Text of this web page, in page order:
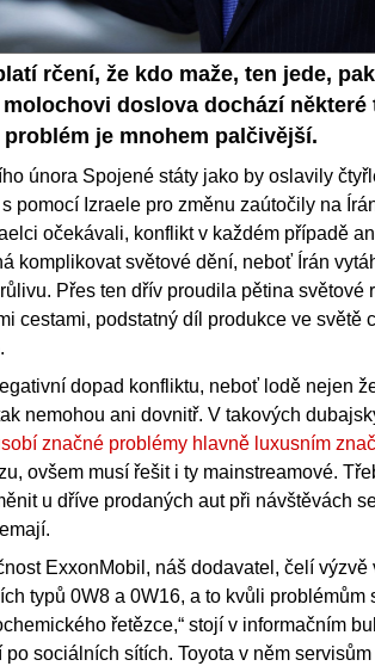
rčení, že kdo maže, ten jede,
doslova dochází některé
problém je mnohem palčivější.
února Spojené státy jako by oslavily
pomocí Izraele pro změnu zaútočily na
očekávali, konflikt v každém případě
komplikovat světové dění, neboť Írán
Přes ten dřív proudila pětina světové
cestami, podstatný díl produkce ve světě
dopad konfliktu, neboť lodě nejen
nemohou ani dovnitř. V takových
značné problémy hlavně luxusním
ovšem musí řešit i ty mainstreamové.
u dříve prodaných aut při návštěvách
ExxonMobil, náš dodavatel, čelí
typů 0W8 a 0W16, a to kvůli problémům
řetězce,“ stojí v informačním
sociálních sítích. Toyota v něm